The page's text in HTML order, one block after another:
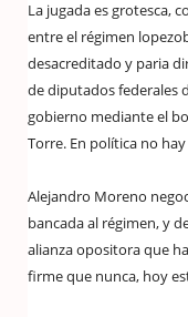
La jugada es grotesca,
entre el régimen
desacreditado y paria
de diputados federales
gobierno mediante el
Torre. En política no
Alejandro Moreno
bancada al régimen, y
alianza opositora que
firme que nunca, hoy